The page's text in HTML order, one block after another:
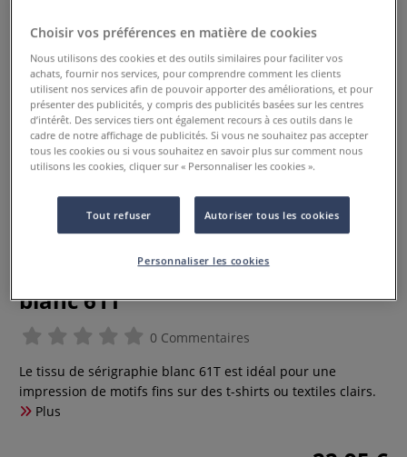
Tissu pour écran de sérigrahie
blanc 61T
0 Commentaires
Le tissu de sérigraphie blanc 61T est idéal pour une
impression de motifs fins sur des t-shirts ou textiles clairs.
Plus
Choisir vos préférences en matière de cookies
Nous utilisons des cookies et des outils similaires pour faciliter vos
achats, fournir nos services, pour comprendre comment les clients
utilisent nos services afin de pouvoir apporter des améliorations, et pour
présenter des publicités, y compris des publicités basées sur les centres
d’intérêt. Des services tiers ont également recours à ces outils dans le
cadre de notre affichage de publicités. Si vous ne souhaitez pas accepter
tous les cookies ou si vous souhaitez en savoir plus sur comment nous
utilisons les cookies, cliquer sur « Personnaliser les cookies ».
Tout refuser Autoriser tous les cookies
Personnaliser les cookies